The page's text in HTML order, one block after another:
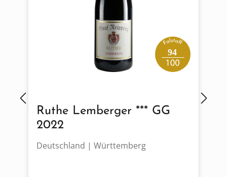
94
Ruthe Lemberger *** GG
2022
Deutschland | Württemberg